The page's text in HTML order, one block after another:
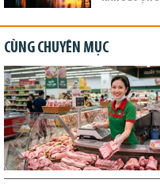
CÙNG CHUYÊN MỤC